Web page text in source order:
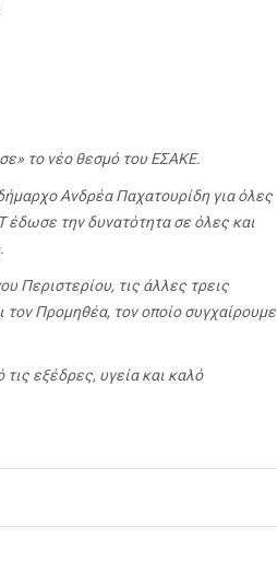
το νέο θεσμό του ΕΣΑΚΕ.
Ανδρέα Παχατουρίδη για όλες
έδωσε την δυνατότητα σε όλες και
Περιστερίου, τις άλλες τρεις
Προμηθέα, τον οποίο συγχαίρουμε
εξέδρες, υγεία και καλό